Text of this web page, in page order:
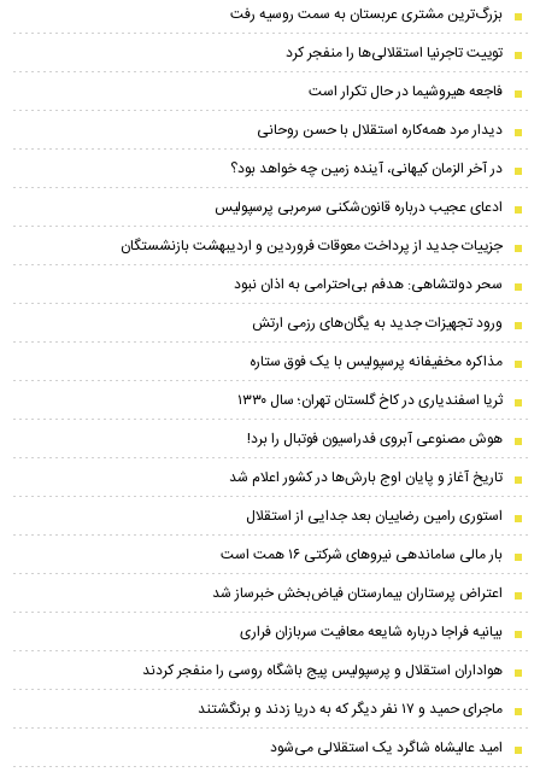
بزرگ‌ترین مشتری عربستان به سمت روسیه رفت
توییت تاجرنیا استقلالی‌ها را منفجر کرد
فاجعه هیروشیما در حال تکرار است
دیدار مرد همه‌کاره استقلال با حسن روحانی
در آخر الزمان کیهانی، آینده زمین چه خواهد بود؟
ادعای عجیب درباره قانون‌شکنی سرمربی پرسپولیس
جزییات جدید از پرداخت معوقات فروردین و اردیبهشت بازنشستگان
سحر دولتشاهی: هدفم بی‌احترامی به اذان نبود
ورود تجهیزات جدید به یگان‌های رزمی ارتش
مذاکره مخفیفانه پرسپولیس با یک فوق ستاره
ثریا اسفندیاری در کاخ گلستان تهران؛ سال ۱۳۳۰
هوش مصنوعی آبروی فدراسیون فوتبال را برد!
تاریخ آغاز و پایان اوج بارش‌ها در کشور اعلام شد
استوری رامین رضاییان بعد جدایی از استقلال
بار مالی ساماندهی نیروهای شرکتی ۱۶ همت است
اعتراض پرستاران بیمارستان فیاض‌بخش خبرساز شد
بیانیه فراجا درباره شایعه معافیت سربازان فراری
هواداران استقلال و پرسپولیس پیج باشگاه روسی را منفجر کردند
ماجرای حمید و ۱۷ نفر دیگر که به دریا زدند و برنگشتند
امید عالیشاه شاگرد یک استقلالی می‌شود